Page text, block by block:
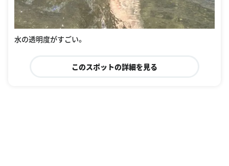
水の透明度がすごい。
このスポットの詳細を見る